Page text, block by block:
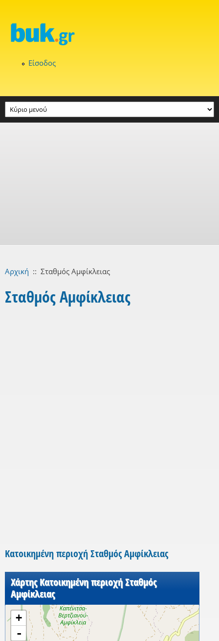
Είσοδος
Αρχική :: Σταθμός Αμφίκλειας
Σταθμός Αμφίκλειας
Κατοικημένη περιοχή Σταθμός Αμφίκλειας
Χάρτης Κατοικημένη περιοχή Σταθμός
Αμφίκλειας
+
-